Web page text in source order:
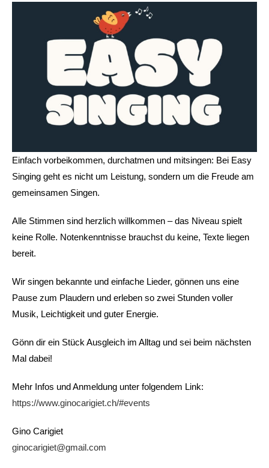
Einfach vorbeikommen, durchatmen und mitsingen: Bei Easy
Singing geht es nicht um Leistung, sondern um die Freude am
gemeinsamen Singen.
Alle Stimmen sind herzlich willkommen – das Niveau spielt
keine Rolle. Notenkenntnisse brauchst du keine, Texte liegen
bereit.
Wir singen bekannte und einfache Lieder, gönnen uns eine
Pause zum Plaudern und erleben so zwei Stunden voller
Musik, Leichtigkeit und guter Energie.
Gönn dir ein Stück Ausgleich im Alltag und sei beim nächsten
Mal dabei!
Mehr Infos und Anmeldung unter folgendem Link:
https://www.ginocarigiet.ch/#events
Gino Carigiet
ginocarigiet@gmail.com